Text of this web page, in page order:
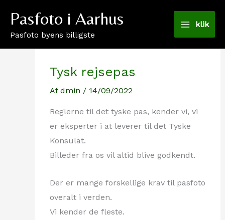
indholdet
Pasfoto i Aarhus
Pasfoto byens billigste
klik
Tysk rejsepas
Af dmin / 14/09/2022
Reglerne til det tyske pas, kender vi, vi
er eksperter i at leverer til det Tyske
Konsulat.
Billeder fra os vil altid blive godkendt.
Der er mange forskellige krav til pasfoto
overalt i verden.
Vi kender de fleste.